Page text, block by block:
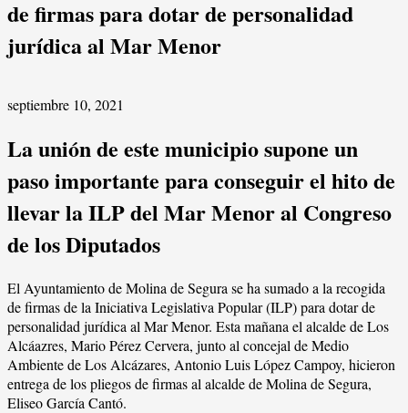
de firmas para dotar de personalidad
jurídica al Mar Menor
septiembre 10, 2021
La unión de este municipio supone un
paso importante para conseguir el hito de
llevar la ILP del Mar Menor al Congreso
de los Diputados
El Ayuntamiento de Molina de Segura se ha sumado a la recogida
de firmas de la Iniciativa Legislativa Popular (ILP) para dotar de
personalidad jurídica al Mar Menor. Esta mañana el alcalde de Los
Alcáazres, Mario Pérez Cervera, junto al concejal de Medio
Ambiente de Los Alcázares, Antonio Luis López Campoy, hicieron
entrega de los pliegos de firmas al alcalde de Molina de Segura,
Eliseo García Cantó.